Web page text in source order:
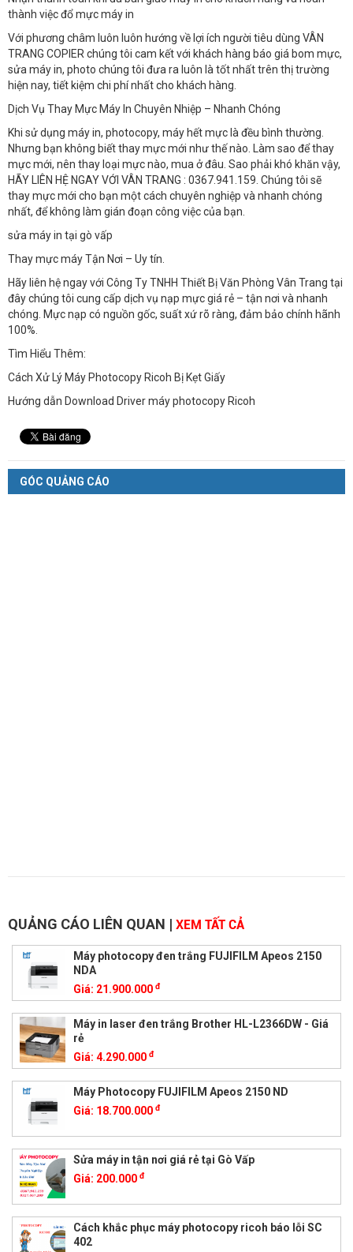
thành việc đổ mực máy in
Với phương châm luôn luôn hướng về lợi ích người tiêu dùng VÂN
TRANG COPIER chúng tôi cam kết với khách hàng báo giá bom mực,
sửa máy in, photo chúng tôi đưa ra luôn là tốt nhất trên thị trường
hiện nay, tiết kiệm chi phí nhất cho khách hàng.
Dịch Vụ Thay Mực Máy In Chuyên Nhiệp – Nhanh Chóng
Khi sử dụng máy in, photocopy, máy hết mực là đều bình thường.
Nhưng bạn không biết thay mực mới như thế nào. Làm sao để thay
mực mới, nên thay loại mực nào, mua ở đâu. Sao phải khó khăn vậy,
HÃY LIÊN HỆ NGAY VỚI VÂN TRANG : 0367.941.159. Chúng tôi sẽ
thay mực mới cho bạn một cách chuyên nghiệp và nhanh chóng
nhất, để không làm gián đoạn công việc của bạn.
sửa máy in tại gò vấp
Thay mực máy Tận Nơi – Uy tín.
Hãy liên hệ ngay với Công Ty TNHH Thiết Bị Văn Phòng Vân Trang tại
đây chúng tôi cung cấp dịch vụ nạp mực giá rẻ – tận nơi và nhanh
chóng. Mực nạp có nguồn gốc, suất xứ rõ ràng, đảm bảo chính hãnh
100%.
Tìm Hiểu Thêm:
Cách Xử Lý Máy Photocopy Ricoh Bị Kẹt Giấy
Hướng dẫn Download Driver máy photocopy Ricoh
GÓC QUẢNG CÁO
QUẢNG CÁO LIÊN QUAN | XEM TẤT CẢ
Máy photocopy đen trắng FUJIFILM Apeos 2150
NDA
Giá: 21.900.000 đ
Máy in laser đen trắng Brother HL-L2366DW - Giá
rẻ
Giá: 4.290.000 đ
Máy Photocopy FUJIFILM Apeos 2150 ND
Giá: 18.700.000 đ
Sửa máy in tận nơi giá rẻ tại Gò Vấp
Giá: 200.000 đ
Cách khắc phục máy photocopy ricoh báo lỗi SC
402